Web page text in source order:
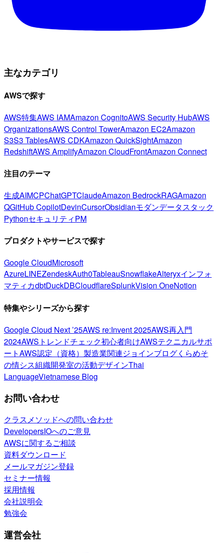
主なカテゴリ
AWSで探す
AWS特集AWS IAMAmazon CognitoAWS Security HubAWS
OrganizationsAWS Control TowerAmazon EC2Amazon
S3S3 TablesAWS CDKAmazon QuickSightAmazon
RedshiftAWS AmplifyAmazon CloudFrontAmazon Connect
注目のテーマ
生成AIMCPChatGPTClaudeAmazon BedrockRAGAmazon
QGitHub CopilotDevinCursorObsidianモダンデータスタック
PythonセキュリティPM
プロダクトやサービスで探す
Google CloudMicrosoft
AzureLINEZendeskAuth0TableauSnowflakeAlteryxインフォ
マティカdbtDuckDBCloudflareSplunkVision OneNotion
特集やシリーズから探す
Google Cloud Next ’25AWS re:Invent 2025AWS再入門
2024AWSトレンドチェック初心者向けAWSテクニカルサポ
ートAWS認定（資格） 製造業関連ジョインブログくらめそ
の情シス組織開発室の活動デザインThai
LanguageVietnamese Blog
お問い合わせ
クラスメソッドへの問い合わせ
DevelopersIOへのご意見
AWSに関するご相談
資料ダウンロード
メールマガジン登録
セミナー情報
採用情報
会社説明会
勉強会
運営会社